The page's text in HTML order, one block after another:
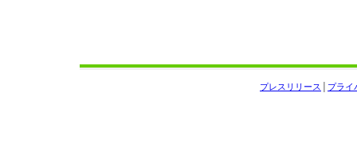
プライ
プレスリリース